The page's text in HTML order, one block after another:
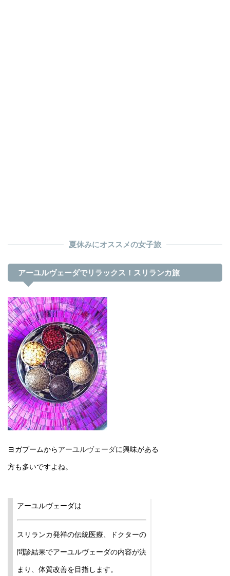
夏休みにオススメの女子旅
アーユルヴェーダでリラックス！スリランカ旅
ヨガブームからアーユルヴェーダに興味がある
方も多いですよね。
アーユルヴェーダは
スリランカ発祥の伝統医療、ドクターの
問診結果でアーユルヴェーダの内容が決
まり、体質改善を目指します。